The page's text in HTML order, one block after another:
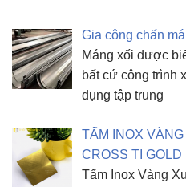
Gia công chấn
Máng xối được
bất cứ công trình
dụng tập trung
TẤM INOX
CROSS TI GOLD
Tấm Inox Vàng